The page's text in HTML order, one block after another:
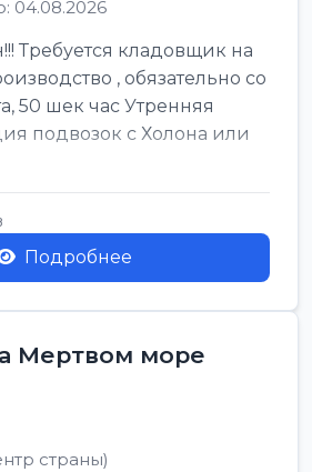
04.08.2026
Требуется кладовщик на
, обязательно со
50 шек час Утренняя
подвозок с Холона или
Подробнее
Мертвом море
страны)